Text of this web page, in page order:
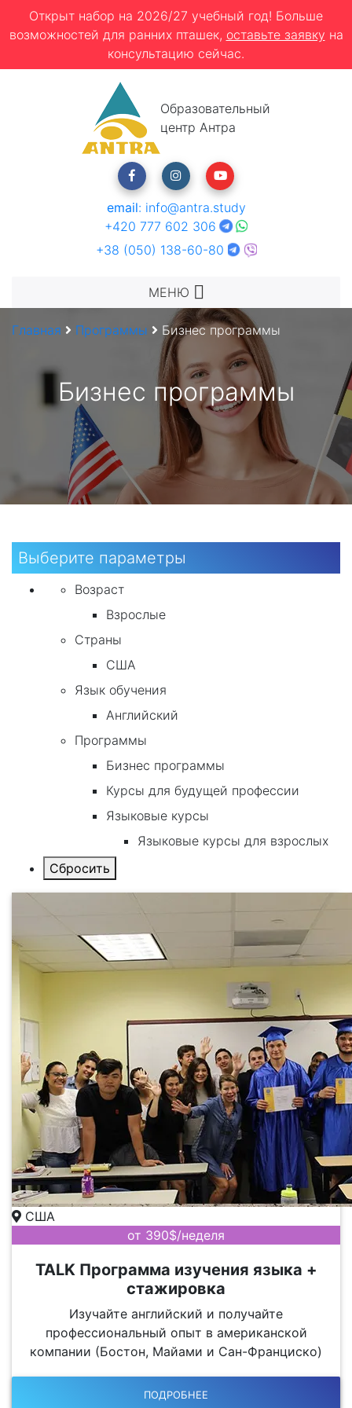
Открыт набор на 2026/27 учебный год! Больше
возможностей для ранних пташек, оставьте заявку на
консультацию сейчас.
Образовательный
центр Антра
email: info@antra.study
+420 777 602 306
+38 (050) 138-60-80
МЕНЮ
Главная Программы Бизнес программы
Бизнес программы
Выберите параметры
Возраст
Взрослые
Страны
США
Язык обучения
Английский
Программы
Бизнес программы
Курсы для будущей профессии
Языковые курсы
Языковые курсы для взрослых
США
от 390$/неделя
TALK Программа изучения языка +
стажировка
Изучайте английский и получайте
профессиональный опыт в американской
компании (Бостон, Майами и Сан-Франциско)
ПОДРОБНЕЕ